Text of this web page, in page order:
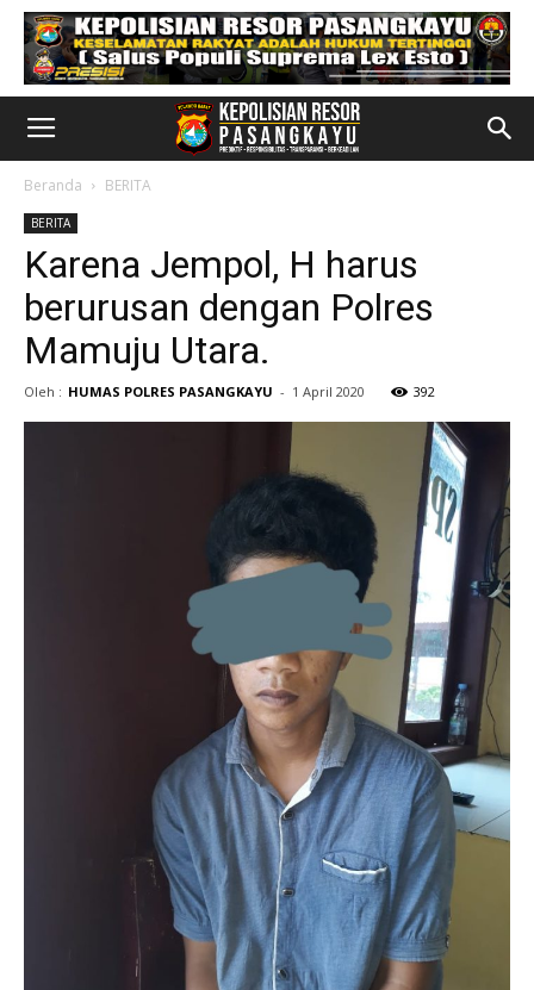
Beranda BERITA
BERITA
Karena Jempol, H harus
berurusan dengan Polres
Mamuju Utara.
Oleh : HUMAS POLRES PASANGKAYU - 1 April 2020 392